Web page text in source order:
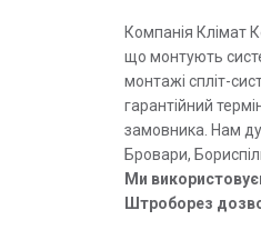
Компанія Клімат
що монтують
монтажі спліт-
гарантійний
замовника. Нам
Бровари,
Ми
Штроборез